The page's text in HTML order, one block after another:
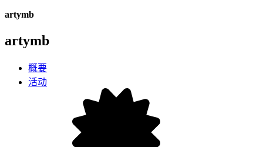
artymb
artymb
概要
活动